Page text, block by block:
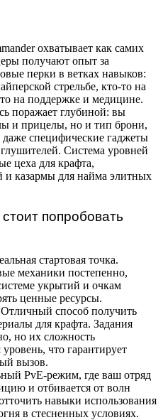
охватывает как самих
получают опыт за
перки в ветках навыков:
стрельбе, кто-то на
на поддержке и медицине.
поражает глубиной: вы
и прицелы, но и тип брони,
специфические гаджеты
Система уровней
цеха для крафта,
и казармы для найма элитных
попробовать
стартовая точка.
механики постепенно,
укрытий и очкам
ценные ресурсы.
способ получить
для крафта. Задания
но их сложность
что гарантирует
вызов.
PvE-режим, где ваш отряд
и отбивается от волн
навыки использования
в стесненных условиях.